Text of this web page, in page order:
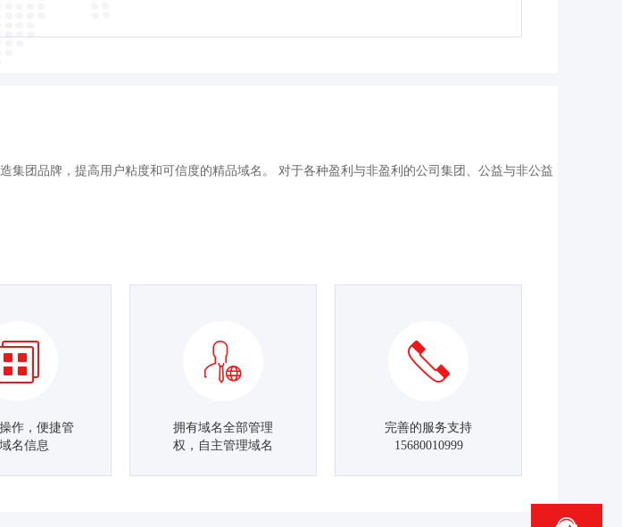
集团品牌，提高用户粘度和可信度的精品域名。 对于各种盈利与非盈利的公司集团、公益与非公益
作，便捷管
名信息
拥有域名全部管理
权，自主管理域名
完善的服务支持
15680010999